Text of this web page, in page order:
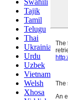
Swahili
Tajik
Tamil
Telugu
Thai
Ukrainian
Urdu
Uzbek
Vietnamese
Welsh
Xhosa